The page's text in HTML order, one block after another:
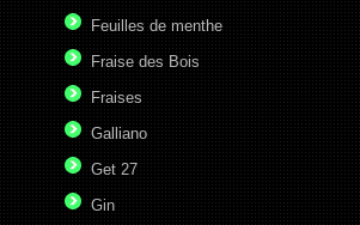
Feuilles de menthe
Fraise des Bois
Fraises
Galliano
Get 27
Gin